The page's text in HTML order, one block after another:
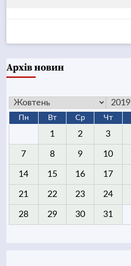
Архів новин
Пн Вт Ср Чт
1 2 3
7 8 9 10
14 15 16 17
21 22 23 24
28 29 30 31